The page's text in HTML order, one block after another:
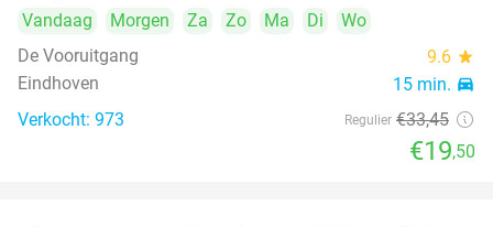
Vandaag Morgen Za Zo Ma Di
Wo
De Vooruitgang
9.6 star
Eindhoven 15 min. directions_car
Verkocht: 973 Regulier €33,45
€19,50